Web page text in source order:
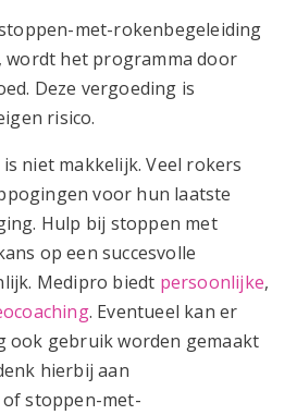
met-rokenbegeleiding
wordt het programma door
Deze vergoeding is
risico.
niet makkelijk. Veel rokers
voor hun laatste
Hulp bij stoppen met
op een succesvolle
Medipro biedt persoonlijke,
. Eventueel kan er
ook gebruik worden gemaakt
hierbij aan
stoppen-met-